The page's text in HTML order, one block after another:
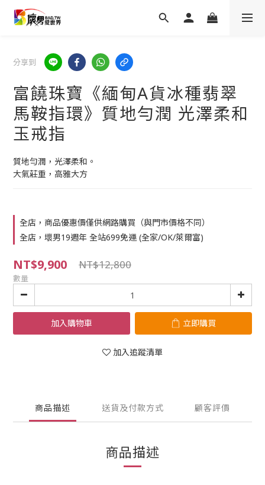
分享到
富饒珠寶《緬甸A貨冰種翡翠
馬鞍指環》質地勻潤 光澤柔和
玉戒指
質地勻潤，光澤柔和。
大氣莊重，高雅大方
全店，商品優惠價僅供網路購買（與門市價格不同）
全店，壞男19週年 全站699免運 (全家/OK/萊爾富)
NT$9,900 NT$12,800
數量
加入購物車 立即購買
加入追蹤清單
商品描述 送貨及付款方式 顧客評價
商品描述